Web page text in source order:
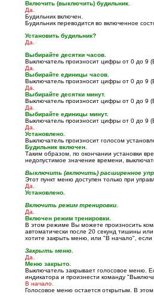
Включить (выключить) будильник.
Да.
Будильник включен.
Будильник переводится во включенное
Установить будильник?
Да.
Выбирайте десятки часов.
Выключатель произносит цифры от 0 до 9
Да.
Выбирайте единицы часов.
Выключатель произносит цифры от 0 до 9
Да.
Выбирайте десятки минут.
Выключатель произносит цифры от 0 до 9
Да.
Выбирайте единицы минут.
Выключатель произносит цифры от 0 до 9
Да.
Установлено.
Выключатель произносит голосом
Будильник включен.
Таким образом, по окончании установки
недопустимое значение времени,
Выключить (включить) расширенное
Этот пункт меню доступен только при
Да.
Установлено.
Включить режим тренировки.
Да.
Включен режим тренировки.
В этом режиме Вы можете произносить
автоматически после 20 секунд тишины
хотите закрыть меню, или "В начало", если
Закрыть меню.
Да.
Меню закрыто.
Выключатель закрывает голосовое меню.
индикатора и произнести команду
В начало.
Голосовое меню остается открытым. В